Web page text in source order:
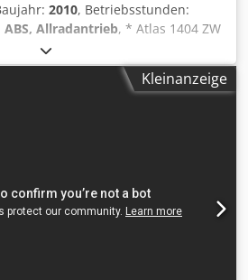
2010, Betriebsstunden:
ABS, Allradantrieb, * Atlas 1404 ZW
* Bst: 10.000 h * hydr. Pratzen
* Rückfahrkamera * mehr Bilder
* Angaben ohne Gewähr und
Kleinanzeige